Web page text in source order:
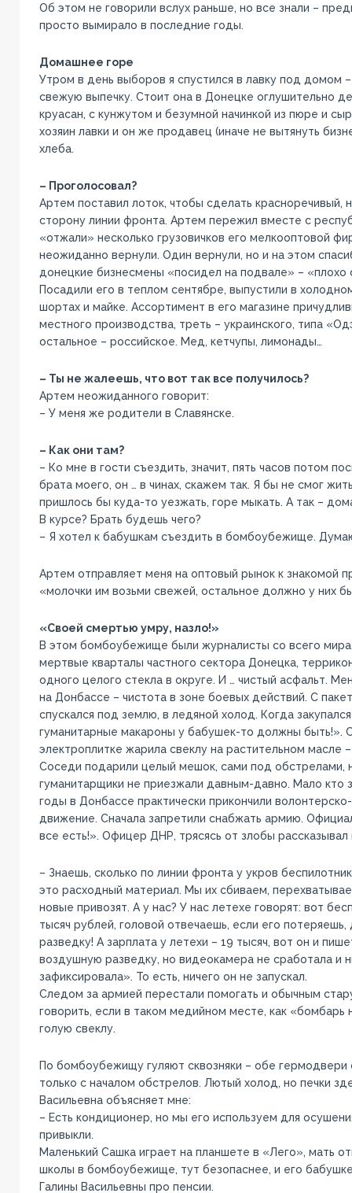
Об этом не говорили вслух раньше, но все знали –
просто вымирало в последние годы.
Домашнее горе
Утром в день выборов я спустился в лавку под домом
свежую выпечку. Стоит она в Донецке оглушительно
круасан, с кунжутом и безумной начинкой из пюре и
хозяин лавки и он же продавец (иначе не вытянуть
хлеба.
– Проголосовал?
Артем поставил лоток, чтобы сделать красноречивый,
сторону линии фронта. Артем пережил вместе с
«отжали» несколько грузовичков его мелкооптовой
неожиданно вернули. Один вернули, но и на этом
донецкие бизнесмены «посидел на подвале» – «плохо
Посадили его в теплом сентябре, выпустили в
шортах и майке. Ассортимент в его магазине
местного производства, треть – украинского, типа
остальное – российское. Мед, кетчупы, лимонады…
– Ты не жалеешь, что вот так все получилось?
Артем неожиданного говорит:
– У меня же родители в Славянске.
– Как они там?
– Ко мне в гости съездить, значит, пять часов потом
брата моего, он … в чинах, скажем так. Я бы не смог
пришлось бы куда-то уезжать, горе мыкать. А так –
В курсе? Брать будешь чего?
– Я хотел к бабушкам съездить в бомбоубежище.
Артем отправляет меня на оптовый рынок к знакомой
«молочки им возьми свежей, остальное должно у них
«Своей смертью умру, назло!»
В этом бомбоубежище были журналисты со всего
мертвые кварталы частного сектора Донецка,
одного целого стекла в округе. И … чистый асфальт.
на Донбассе – чистота в зоне боевых действий. С
спускался под землю, в ледяной холод. Когда
гуманитарные макароны у бабушек-то должны быть!».
электроплитке жарила свеклу на растительном масле
Соседи подарили целый мешок, сами под обстрелами,
гуманитарщики не приезжали давным-давно. Мало кто
годы в Донбассе практически прикончили
движение. Сначала запретили снабжать армию.
все есть!». Офицер ДНР, трясясь от злобы рассказывал
– Знаешь, сколько по линии фронта у укров
это расходный материал. Мы их сбиваем,
новые привозят. А у нас? У нас летехе говорят: вот
тысяч рублей, головой отвечаешь, если его
разведку! А зарплата у летехи – 19 тысяч, вот он и
воздушную разведку, но видеокамера не сработала и
зафиксировала». То есть, ничего он не запускал.
Следом за армией перестали помогать и обычным
говорить, если в таком медийном месте, как «бомбарь
голую свеклу.
По бомбоубежищу гуляют сквозняки – обе гермодвери
только с началом обстрелов. Лютый холод, но печки
Васильевна объясняет мне:
– Есть кондиционер, но мы его используем для
привыкли.
Маленький Сашка играет на планшете в «Лего», мать
школы в бомбоубежище, тут безопаснее, и его
Галины Васильевны про пенсии.